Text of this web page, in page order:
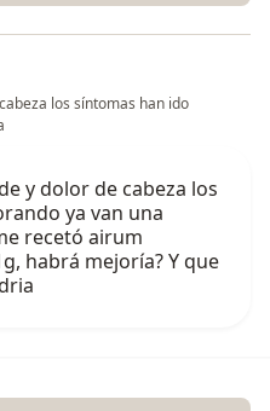
los síntomas han ido
y dolor de cabeza los
ya van una
recetó airum
habrá mejoría? Y que